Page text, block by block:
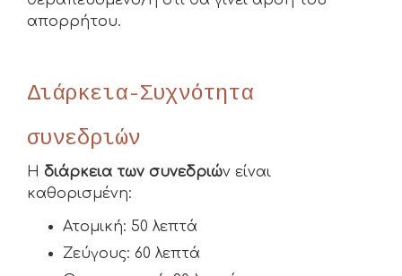
απορρήτου.
Διάρκεια-Συχνότητα
συνεδριών
Η διάρκεια των συνεδριών είναι
καθορισμένη:
Ατομική: 50 λεπτά
Ζεύγους: 60 λεπτά